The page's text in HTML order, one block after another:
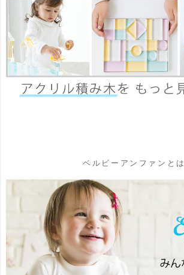
ベルビーアンファンとは